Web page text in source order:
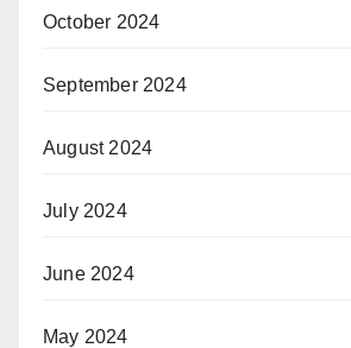
October 2024
September 2024
August 2024
July 2024
June 2024
May 2024